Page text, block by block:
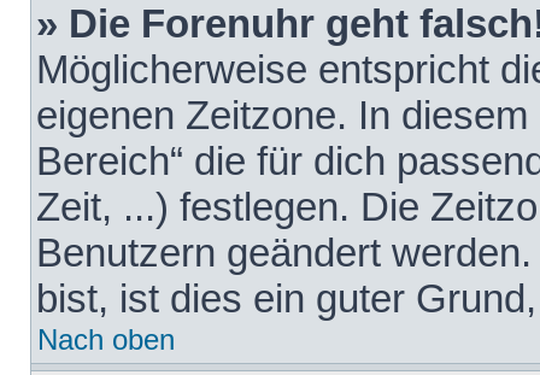
» Die Forenuhr geht
Möglicherweise entspricht
eigenen Zeitzone. In
Bereich“ die für dich
Zeit, ...) festlegen. Die
Benutzern geändert
bist, ist dies ein guter
Nach oben